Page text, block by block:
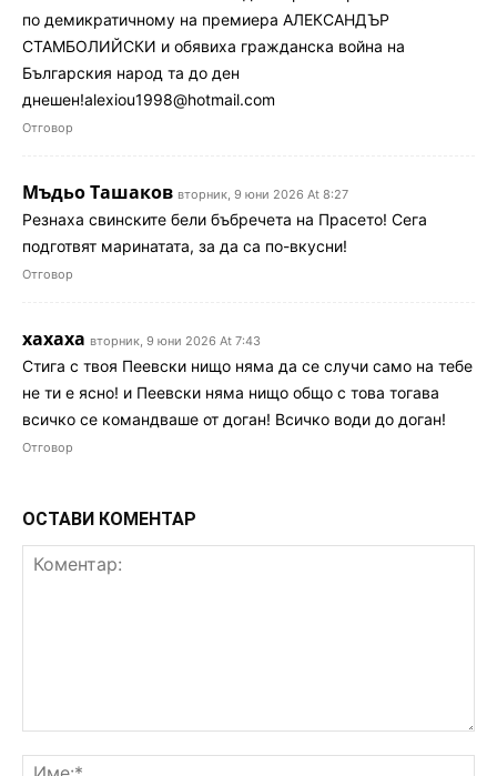
по демикратичному на премиера АЛЕКСАНДЪР
СТАМБОЛИЙСКИ и обявиха гражданска война на
Българския народ та до ден
днешен!alexiou1998@hotmail.com
Отговор
Мъдьо Ташаков вторник, 9 юни 2026 At 8:27
Резнаха свинските бели бъбречета на Прасето! Сега
подготвят маринатата, за да са по-вкусни!
Отговор
хахаха вторник, 9 юни 2026 At 7:43
Стига с твоя Пеевски нищо няма да се случи само на тебе
не ти е ясно! и Пеевски няма нищо общо с това тогава
всичко се командваше от доган! Всичко води до доган!
Отговор
ОСТАВИ КОМЕНТАР